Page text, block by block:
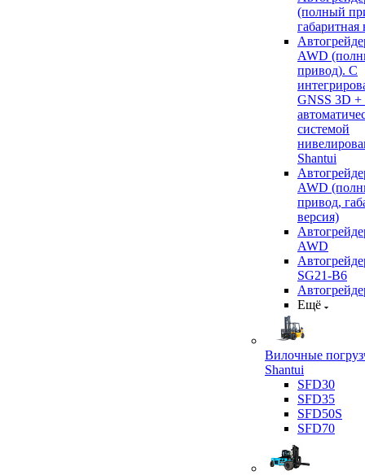
(полный
габаритная
AWD
привод). С
GNSS 3D +
системой
Shantui
AWD
привод,
версия)
AWD
SG21-B6
Ещё
Вилочные
Shantui
SFD30
SFD35
SFD50S
SFD70